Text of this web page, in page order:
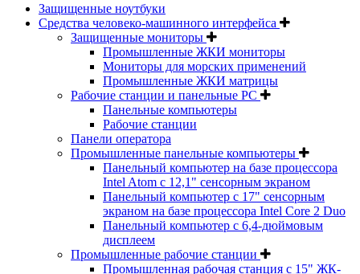
Защищенные ноутбуки
Средства человеко-машинного интерфейса
Защищенные мониторы
Промышленные ЖКИ мониторы
Мониторы для морских применений
Промышленные ЖКИ матрицы
Рабочие станции и панельные РС
Панельные компьютеры
Рабочие станции
Панели оператора
Промышленные панельные компьютеры
Панельный компьютер на базе процессора
Intel Atom с 12,1" сенсорным экраном
Панельный компьютер с 17" сенсорным
экраном на базе процессора Intel Core 2 Duo
Панельный компьютер с 6,4-дюймовым
дисплеем
Промышленные рабочие станции
Промышленная рабочая станция с 15" ЖК-